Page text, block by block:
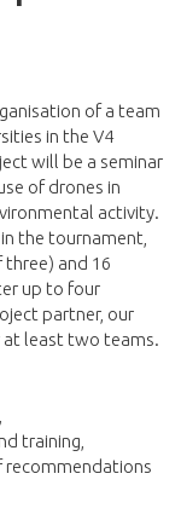
of a team
in the V4
will be a seminar
of drones in
activity.
the tournament,
and 16
up to four
partner, our
at least two teams.
training,
recommendations